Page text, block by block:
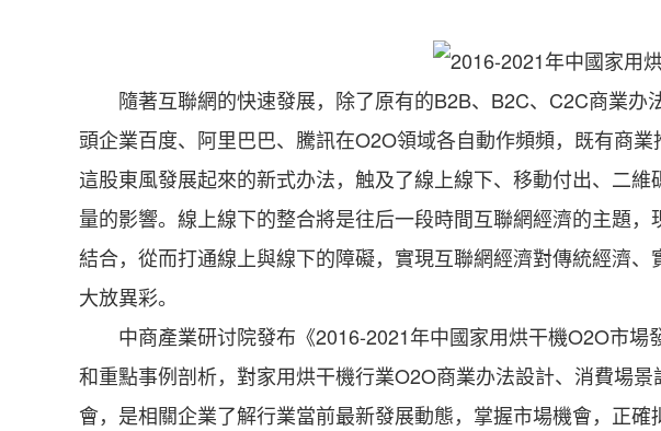
隨著互聯網的快速發展，除了原有的B2B、B2C、C2C商業办
頭企業百度、阿里巴巴、騰訊在O2O領域各自動作頻頻，既有商
這股東風發展起來的新式办法，触及了線上線下、移動付出、二
量的影響。線上線下的整合將是往后一段時間互聯網經濟的主題
結合，從而打通線上與線下的障礙，實現互聯網經濟對傳統經濟
大放異彩。
中商產業研讨院發布《2016-2021年中國家用烘干機O2O市場
和重點事例剖析，對家用烘干機行業O2O商業办法設計、消費場
會，是相關企業了解行業當前最新發展動態，掌握市場機會，正確